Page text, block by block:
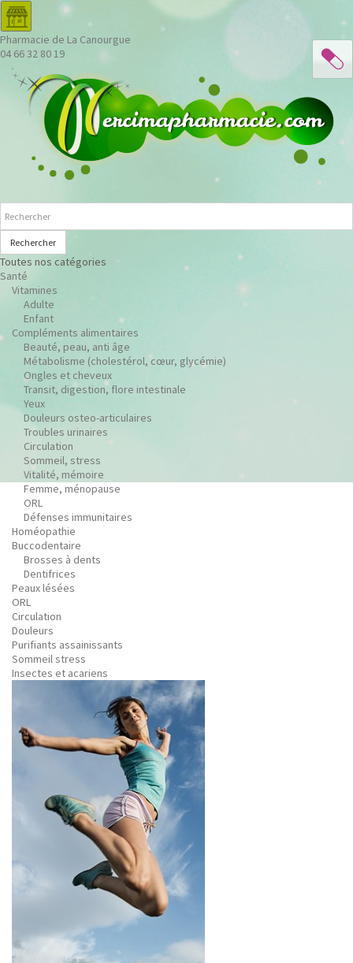
Pharmacie de La Canourgue
04 66 32 80 19
Rechercher
Toutes nos catégories
Santé
Vitamines
Adulte
Enfant
Compléments alimentaires
Beauté, peau, anti âge
Métabolisme (cholestérol, cœur, glycémie)
Ongles et cheveux
Transit, digestion, flore intestinale
Yeux
Douleurs osteo-articulaires
Troubles urinaires
Circulation
Sommeil, stress
Vitalité, mémoire
Femme, ménopause
ORL
Défenses immunitaires
Homéopathie
Buccodentaire
Brosses à dents
Dentifrices
Peaux lésées
ORL
Circulation
Douleurs
Purifiants assainissants
Sommeil stress
Insectes et acariens